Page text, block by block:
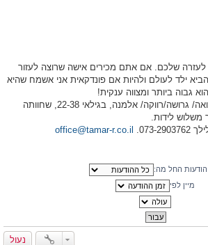
שלכם. אם אתם מכירים אישה שרוצה לעזור
ילד לעולם ולהיות אם פונדקאית אני אשמח שהיא
גבוה ביותר ומצווה ענקית!
היא חייבת להיות אישה נשואה/ גרושה/רווקה/ אלמנה, בגילאי 22-38, שחוותה
משלוש לידות.
office@tamar-r.co.il
הודעות החל מה:
מיין לפי
נעול